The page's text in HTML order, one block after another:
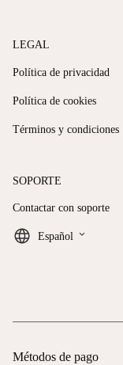
LEGAL
Política de privacidad
Política de cookies
Términos y condiciones
SOPORTE
Contactar con soporte
Español keyboard_arrow_down
Métodos de pago